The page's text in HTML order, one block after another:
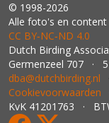
© 1998-2026
Alle foto's en
CC BY‑NC‑ND 4.0
Dutch Birding
Germenzeel 707 ·
dba@dutchbirding.nl
Cookievoorwaarden
KvK 41201763 ·